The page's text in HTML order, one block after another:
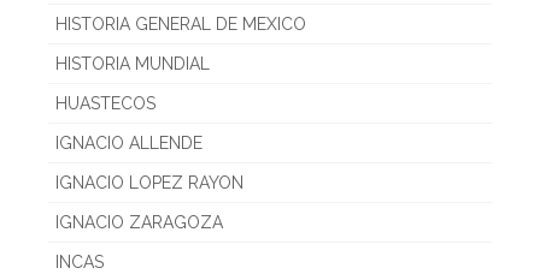
HISTORIA GENERAL DE MEXICO
HISTORIA MUNDIAL
HUASTECOS
IGNACIO ALLENDE
IGNACIO LOPEZ RAYON
IGNACIO ZARAGOZA
INCAS